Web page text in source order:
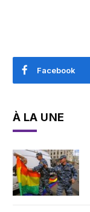
Facebook
À LA UNE